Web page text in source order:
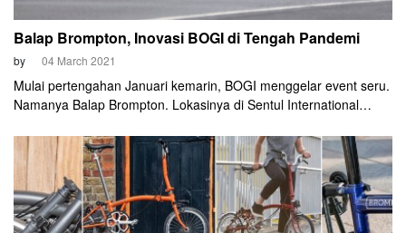
Balap Brompton, Inovasi BOGI di Tengah Pandemi
by 04 March 2021
Mulai pertengahan Januari kemarin, BOGI menggelar event seru.
Namanya Balap Brompton. Lokasinya di Sentul International